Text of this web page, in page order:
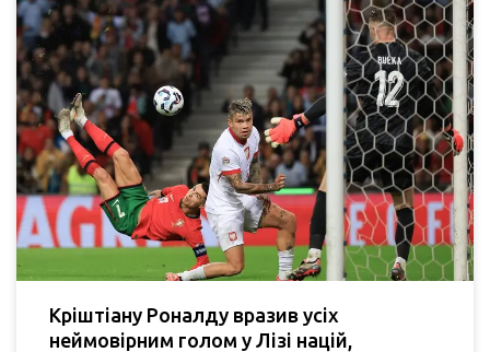
Кріштіану Роналду вразив усіх
неймовірним голом у Лізі націй,